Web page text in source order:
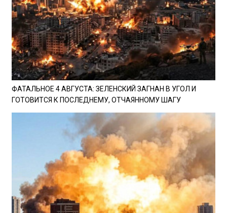
ФАТАЛЬНОЕ 4 АВГУСТА: ЗЕЛЕНСКИЙ ЗАГНАН В УГОЛ И
ГОТОВИТСЯ К ПОСЛЕДНЕМУ, ОТЧАЯННОМУ ШАГУ